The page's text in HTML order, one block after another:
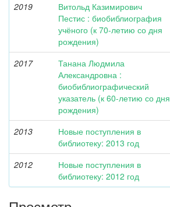
2019
Витольд Казимирович
Пестис : биобиблиография
учёного (к 70-летию со дня
рождения)
2017
Танана Людмила
Александровна :
биобиблиографический
указатель (к 60-летию со дня
рождения)
2013
Новые поступления в
библиотеку: 2013 год
2012
Новые поступления в
библиотеку: 2012 год